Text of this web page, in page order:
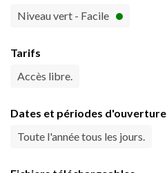
Niveau vert - Facile
Tarifs
Accès libre.
Dates et périodes d'ouverture
Toute l'année tous les jours.